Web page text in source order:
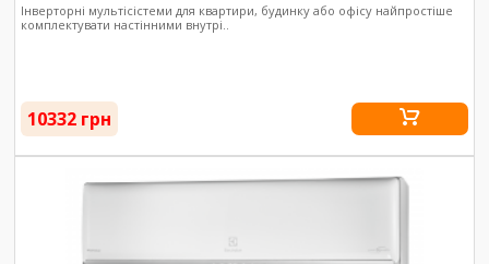
Інверторні мультісістеми для квартири, будинку або офісу найпростіше
комплектувати настінними внутрі..
10332 грн